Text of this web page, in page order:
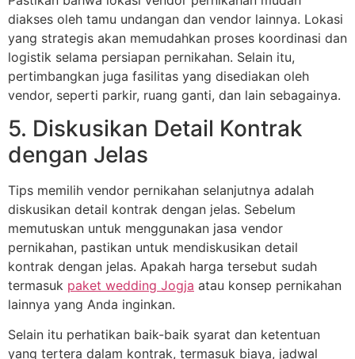
diakses oleh tamu undangan dan vendor lainnya. Lokasi
yang strategis akan memudahkan proses koordinasi dan
logistik selama persiapan pernikahan. Selain itu,
pertimbangkan juga fasilitas yang disediakan oleh
vendor, seperti parkir, ruang ganti, dan lain sebagainya.
5. Diskusikan Detail Kontrak
dengan Jelas
Tips memilih vendor pernikahan selanjutnya adalah
diskusikan detail kontrak dengan jelas. Sebelum
memutuskan untuk menggunakan jasa vendor
pernikahan, pastikan untuk mendiskusikan detail
kontrak dengan jelas. Apakah harga tersebut sudah
termasuk paket wedding Jogja atau konsep pernikahan
lainnya yang Anda inginkan.
Selain itu perhatikan baik-baik syarat dan ketentuan
yang tertera dalam kontrak, termasuk biaya, jadwal